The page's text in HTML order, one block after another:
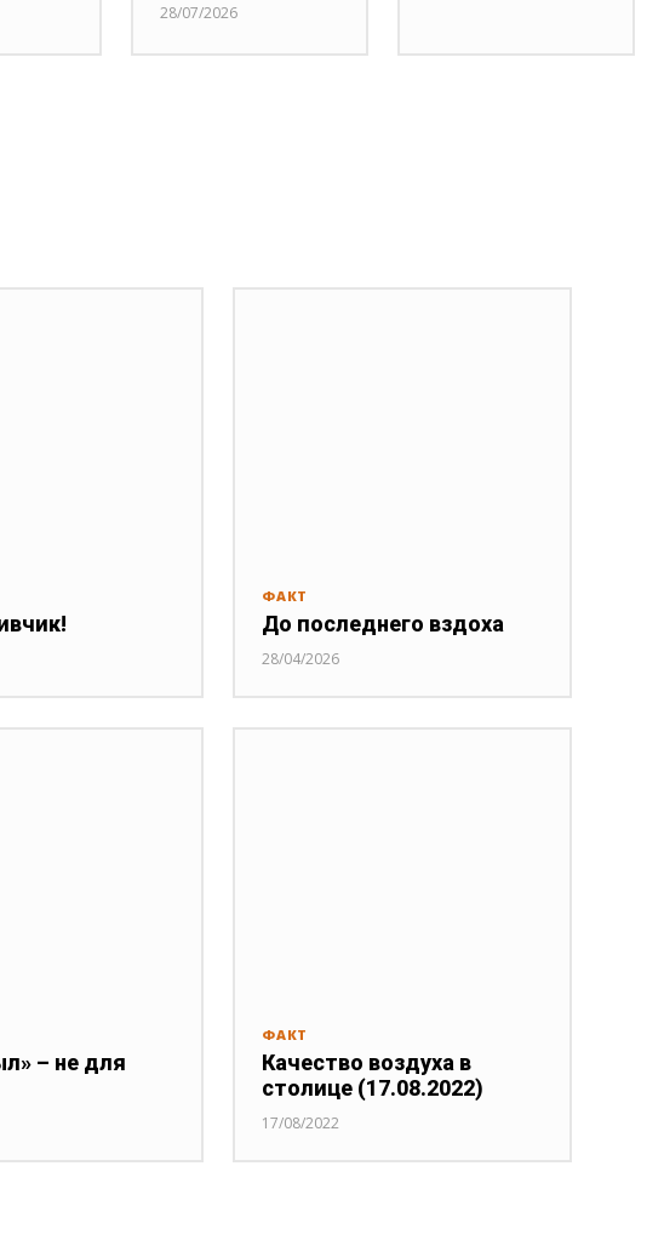
28/07/2026
ФАКТ
До последнего вздоха
28/04/2026
– не для
ФАКТ
Качество воздуха в
столице (17.08.2022)
17/08/2022